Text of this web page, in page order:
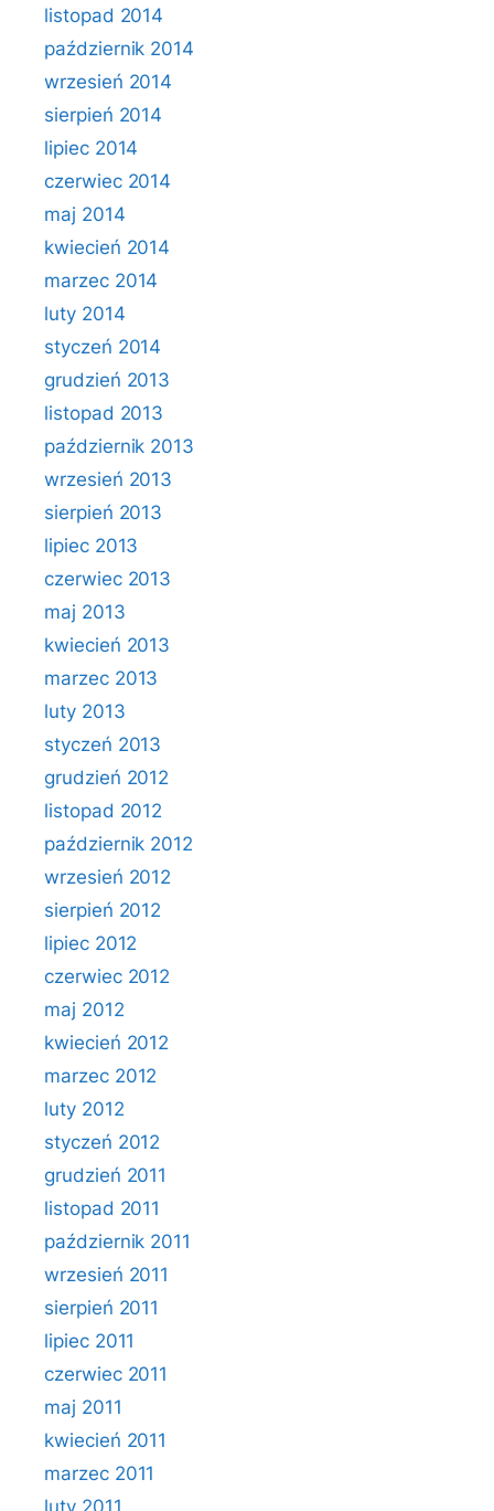
listopad 2014
październik 2014
wrzesień 2014
sierpień 2014
lipiec 2014
czerwiec 2014
maj 2014
kwiecień 2014
marzec 2014
luty 2014
styczeń 2014
grudzień 2013
listopad 2013
październik 2013
wrzesień 2013
sierpień 2013
lipiec 2013
czerwiec 2013
maj 2013
kwiecień 2013
marzec 2013
luty 2013
styczeń 2013
grudzień 2012
listopad 2012
październik 2012
wrzesień 2012
sierpień 2012
lipiec 2012
czerwiec 2012
maj 2012
kwiecień 2012
marzec 2012
luty 2012
styczeń 2012
grudzień 2011
listopad 2011
październik 2011
wrzesień 2011
sierpień 2011
lipiec 2011
czerwiec 2011
maj 2011
kwiecień 2011
marzec 2011
luty 2011